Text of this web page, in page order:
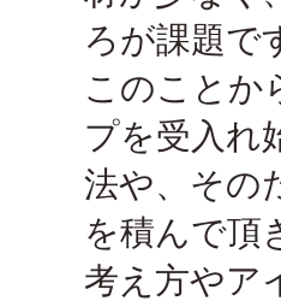
ろが課題で
このことか
プを受入れ
法や、その
を積んで頂
考え方やア